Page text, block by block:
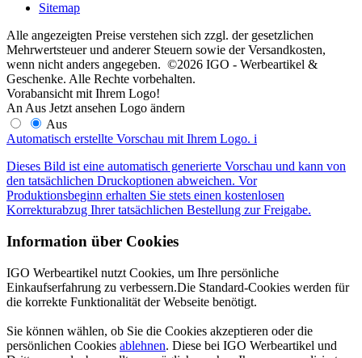
Sitemap
Alle angezeigten Preise verstehen sich zzgl. der gesetzlichen
Mehrwertsteuer und anderer Steuern sowie der Versandkosten,
wenn nicht anders angegeben. ©2026 IGO - Werbeartikel &
Geschenke. Alle Rechte vorbehalten.
Vorabansicht mit Ihrem Logo!
An Aus Jetzt ansehen Logo ändern
Aus
Automatisch erstellte Vorschau mit Ihrem Logo. i
Dieses Bild ist eine automatisch generierte Vorschau und kann von
den tatsächlichen Druckoptionen abweichen. Vor
Produktionsbeginn erhalten Sie stets einen kostenlosen
Korrekturabzug Ihrer tatsächlichen Bestellung zur Freigabe.
Information über Cookies
IGO Werbeartikel nutzt Cookies, um Ihre persönliche
Einkaufserfahrung zu verbessern.Die Standard-Cookies werden für
die korrekte Funktionalität der Webseite benötigt.
Sie können wählen, ob Sie die Cookies akzeptieren oder die
persönlichen Cookies ablehnen. Diese bei IGO Werbeartikel und